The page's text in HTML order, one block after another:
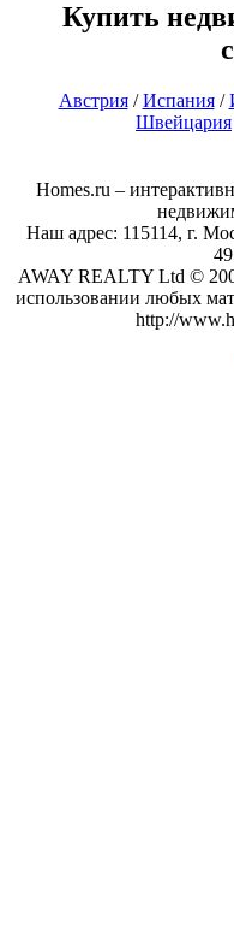
Купить
Австрия/Испания/
Швейцария
Homes.ru –
Наш адрес: 115114, г.
AWAY REALTY Ltd ©
использовании любых
http://